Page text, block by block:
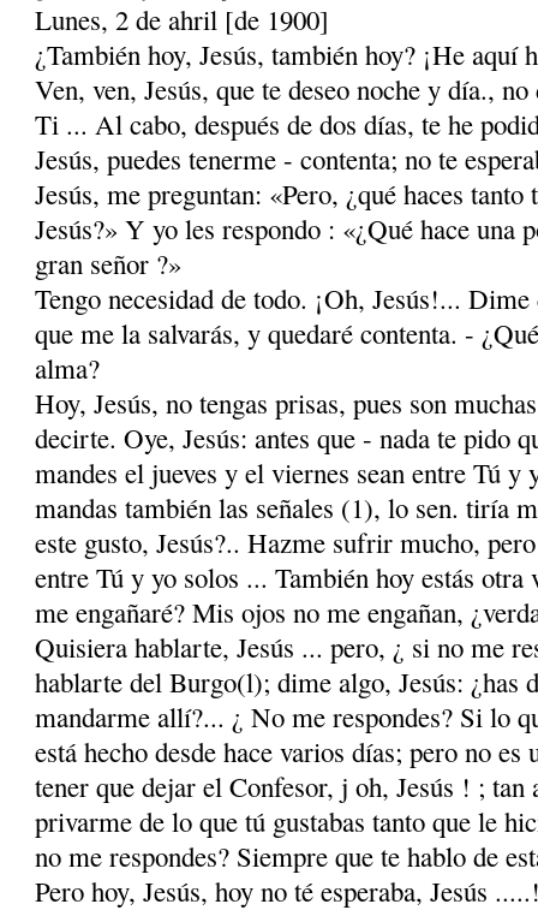
Lunes, 2 de ahril [de 1900]
¿También hoy, Jesús, también hoy? ¡He aquí
Ven, ven, Jesús, que te deseo noche y día., no
Ti ... Al cabo, después de dos días, te he
Jesús, puedes tenerme - contenta; no te
Jesús, me preguntan: «Pero, ¿qué haces
Jesús?» Y yo les respondo : «¿Qué hace una
gran señor ?»
Tengo necesidad de todo. ¡Oh, Jesús!...
que me la salvarás, y quedaré contenta. -
alma?
Hoy, Jesús, no tengas prisas, pues son
decirte. Oye, Jesús: antes que - nada te pido
mandes el jueves y el viernes sean entre Tú y
mandas también las señales (1), lo sen. tiría
este gusto, Jesús?.. Hazme sufrir mucho,
entre Tú y yo solos ... También hoy estás
me engañaré? Mis ojos no me engañan,
Quisiera hablarte, Jesús ... pero, ¿ si no me
hablarte del Burgo(l); dime algo, Jesús: ¿has
mandarme allí?... ¿ No me respondes? Si lo
está hecho desde hace varios días; pero no
tener que dejar el Confesor, j oh, Jesús ! ; tan
privarme de lo que tú gustabas tanto que le
no me respondes? Siempre que te hablo de
Pero hoy, Jesús, hoy no té esperaba, Jesús